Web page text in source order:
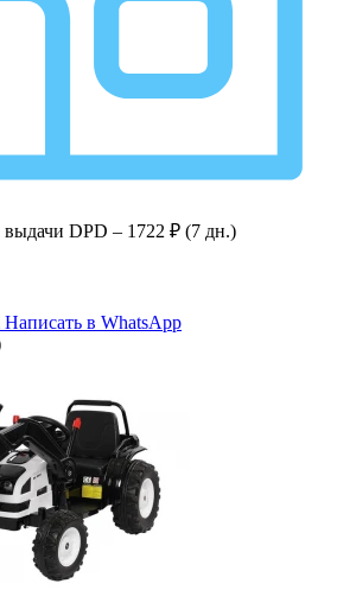
выдачи DPD – 1722 ₽ (7 дн.)
Написать в WhatsApp